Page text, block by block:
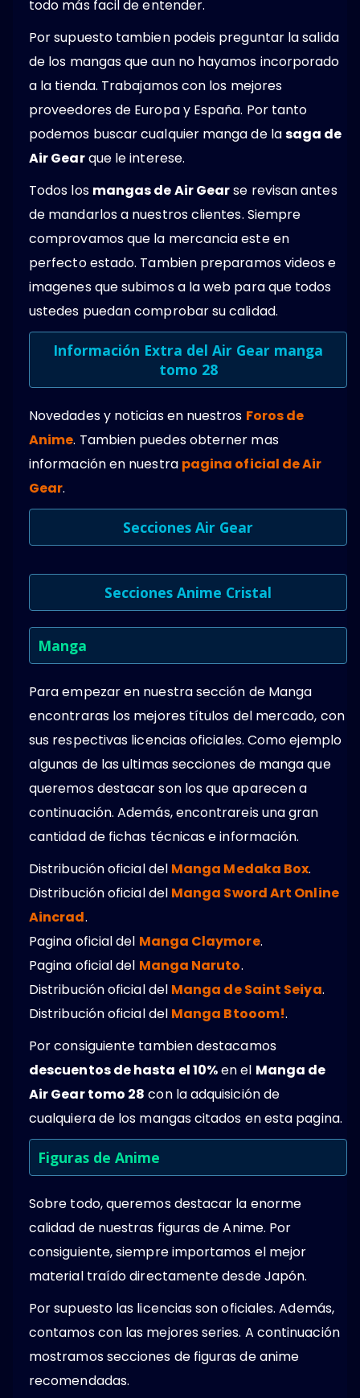
todo más facil de entender.
Por supuesto tambien podeis preguntar la salida
de los mangas que aun no hayamos incorporado
a la tienda. Trabajamos con los mejores
proveedores de Europa y España. Por tanto
podemos buscar cualquier manga de lasaga de
Air Gearque le interese.
Todos los mangas de Air Gearse revisan antes
de mandarlos a nuestros clientes. Siempre
comprovamos que la mercancia este en
perfecto estado. Tambien preparamos videos e
imagenes que subimos a la web para que todos
ustedes puedan comprobar su calidad.
Información Extra del Air Gear manga
tomo 28
Novedades y noticias en nuestros Foros de
Anime. Tambien puedes obterner mas
información en nuestra pagina oficial de Air
Gear.
Secciones Air Gear
Secciones Anime Cristal
Manga
Para empezar en nuestra sección de Manga
encontraras los mejores títulos del mercado, con
sus respectivas licencias oficiales. Como ejemplo
algunas de las ultimas secciones de manga que
queremos destacar son los que aparecen a
continuación. Además, encontrareis una gran
cantidad de fichas técnicas e información.
Distribución oficial del Manga Medaka Box.
Distribución oficial del Manga Sword Art Online
Aincrad.
Pagina oficial del Manga Claymore.
Pagina oficial del Manga Naruto.
Distribución oficial del Manga de Saint Seiya.
Distribución oficial del Manga Btooom!.
Por consiguiente tambien destacamos
descuentos de hasta el 10%en el Manga de
Air Gear tomo 28 con la adquisición de
cualquiera de los mangas citados en esta pagina.
Figuras de Anime
Sobre todo, queremos destacar la enorme
calidad de nuestras figuras de Anime. Por
consiguiente, siempre importamos el mejor
material traído directamente desde Japón.
Por supuesto las licencias son oficiales. Además,
contamos con las mejores series. A continuación
mostramos secciones de figuras de anime
recomendadas.